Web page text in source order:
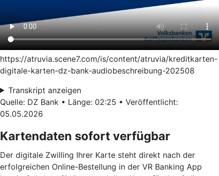
https://atruvia.scene7.com/is/content/atruvia/kreditkarten-
digitale-karten-dz-bank-audiobeschreibung-202508
Transkript anzeigen
Quelle: DZ Bank • Länge: 02:25 • Veröffentlicht:
05.05.2026
Kartendaten sofort verfügbar
Der digitale Zwilling Ihrer Karte steht direkt nach der
erfolgreichen Online-Bestellung in der VR Banking App